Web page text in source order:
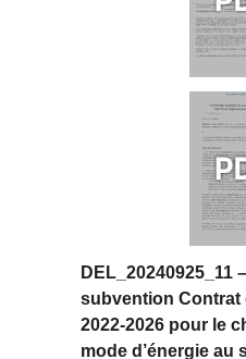
DEL_20240925_11
subvention Contrat
2022-2026 pour le
mode d’énergie au